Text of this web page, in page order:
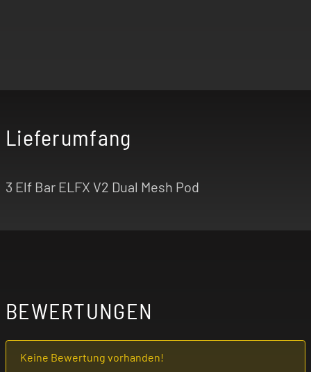
Lieferumfang
3 Elf Bar ELFX V2 Dual Mesh Pod
BEWERTUNGEN
Keine Bewertung vorhanden!